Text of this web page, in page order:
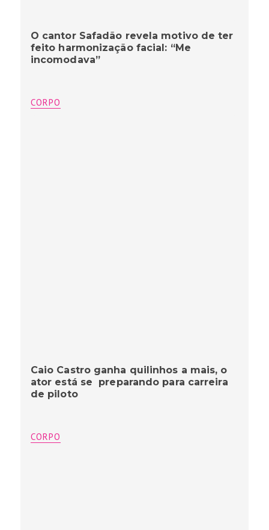
O cantor Safadão revela motivo de ter
feito harmonização facial: “Me
incomodava”
CORPO
Caio Castro ganha quilinhos a mais, o
ator está se preparando para carreira
de piloto
CORPO